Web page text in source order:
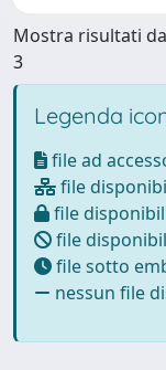
Mostra risultati
3
Legenda
file ad
file
file
file
file sotto
nessun file